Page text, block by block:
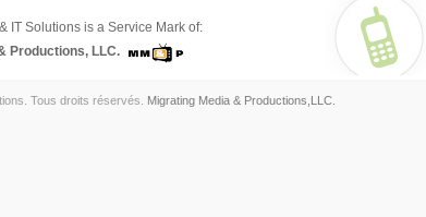
IT Solutions is a Service Mark of:
Productions, LLC.
Tous droits réservés. Migrating Media & Productions,LLC.